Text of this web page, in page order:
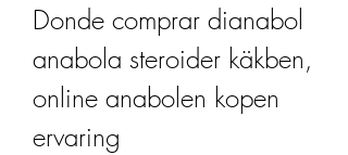
Donde comprar dianabol
anabola steroider käkben,
online anabolen kopen
ervaring